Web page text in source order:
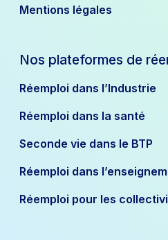
Mentions légales
Nos plateformes de
Réemploi dans l’Industrie
Réemploi dans la santé
Seconde vie dans le BTP
Réemploi dans
Réemploi pour les